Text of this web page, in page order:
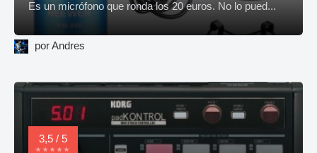
Es un micrófono que ronda los 20 euros. No lo pued...
por Andres
3,5 / 5